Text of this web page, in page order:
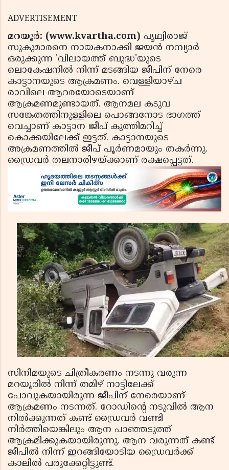
ADVERTISEMENT
മറയൂര്‍: (www.kvartha.com) പൃഥ്വിരാജ്
സുകുമാരനെ നായകനാക്കി ജയന്‍ നമ്പ്യാര്‍
ഒരുക്കുന്ന 'വിലായത്ത് ബുദ്ധ'യുടെ
ലൊകേഷനില്‍ നിന്ന് മടങ്ങിയ ജീപിന് നേരെ
കാട്ടാനയുടെ ആക്രമണം. വെള്ളിയാഴ്ച
രാവിലെ ആറരയോടെയാണ്
ആക്രമണമുണ്ടായത്. ആനമല കടുവ
സങ്കേതത്തിനുള്ളിലെ പൊങ്ങനോട ഭാഗത്ത്
വെച്ചാണ് കാട്ടാന ജീപ് കുത്തിമറിച്ച്
കൊക്കയിലേക്ക് ഇട്ടത്. കാട്ടാനയുടെ
അക്രമണത്തില്‍ ജീപ് പൂര്‍ണമായും തകര്‍ന്നു.
ഡ്രൈവര്‍ തലനാരിഴയ്ക്കാണ് രക്ഷപ്പെട്ടത്.
സിനിമയുടെ ചിത്രീകരണം നടന്നു വരുന്ന
മറയൂരില്‍ നിന്ന് തമിഴ് നാട്ടിലേക്ക്
പോവുകയായിരുന്ന ജീപിന് നേരെയാണ്
ആക്രമണം നടന്നത്. റോഡിന്റെ നടുവില്‍ ആന
നില്‍ക്കുന്നത് കണ്ട് ഡ്രൈവര്‍ വണ്ടി
നിര്‍ത്തിയെങ്കിലും ആന പാഞ്ഞടുത്ത്
ആക്രമിക്കുകയായിരുന്നു. ആന വരുന്നത് കണ്ട്
ജീപില്‍ നിന്ന് ഇറങ്ങിയോടിയ ഡ്രൈവര്‍ക്ക്
കാലില്‍ പരുക്കേറ്റിട്ടുണ്ട്.